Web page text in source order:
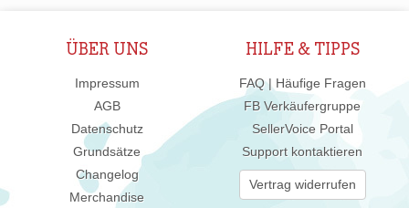
ÜBER UNS
Impressum
AGB
Datenschutz
Grundsätze
Changelog
Merchandise
HILFE & TIPPS
FAQ | Häufige Fragen
FB Verkäufergruppe
SellerVoice Portal
Support kontaktieren
Vertrag widerrufen